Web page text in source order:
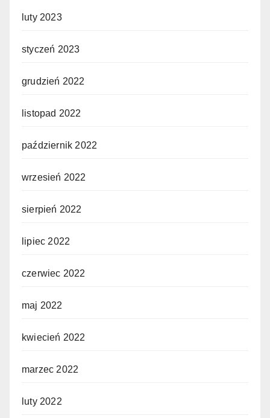
luty 2023
styczeń 2023
grudzień 2022
listopad 2022
październik 2022
wrzesień 2022
sierpień 2022
lipiec 2022
czerwiec 2022
maj 2022
kwiecień 2022
marzec 2022
luty 2022